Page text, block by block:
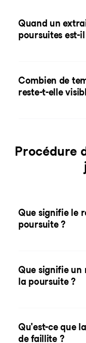
Quand un
poursuites est-il
Combien de
reste-t-elle
Procédure
Que signifie le
poursuite ?
Que signifie
la poursuite ?
Qu'est-ce que
de faillite ?